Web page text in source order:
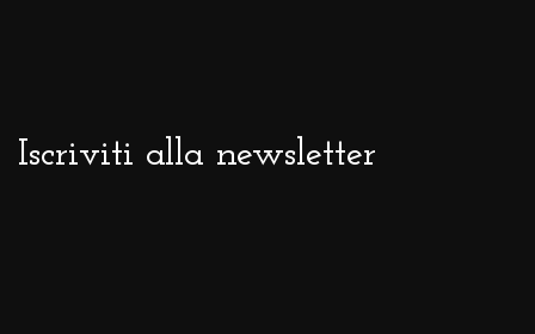
Iscriviti alla newsletter